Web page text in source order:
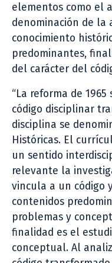
elementos como el
denominación de la
conocimiento
predominantes,
del carácter del
“La reforma de
código disciplinar
disciplina se
Históricas. El
un sentido
relevante la
vincula a un código
contenidos
problemas y
finalidad es el
conceptual. Al